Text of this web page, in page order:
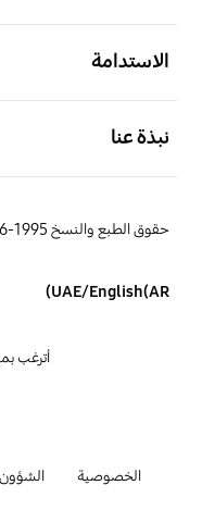
الاستدامة
نبذة عنا
حقوق الطبع والنسخ 1995-2026 سامسونج. جميع الحقوق محفوظة.
UAE/English(AR)
الخصوصية الشؤون
أترغب